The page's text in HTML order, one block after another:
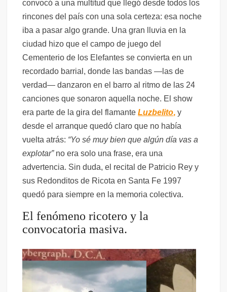
convocó a una multitud que llegó desde todos los
rincones del país con una sola certeza: esa noche
iba a pasar algo grande. Una gran lluvia en la
ciudad hizo que el campo de juego del
Cementerio de los Elefantes se convierta en un
recordado barrial, donde las bandas —las de
verdad— danzaron en el barro al ritmo de las 24
canciones que sonaron aquella noche. El show
era parte de la gira del flamanteLuzbelito, y
desde el arranque quedó claro que no había
vuelta atrás: “Yo sé muy bien que algún día vas a
explotar”no era solo una frase, era una
advertencia. Sin duda, el recital de Patricio Rey y
sus Redonditos de Ricota en Santa Fe 1997
quedó para siempre en la memoria colectiva.
El fenómeno ricotero y la
convocatoria masiva.